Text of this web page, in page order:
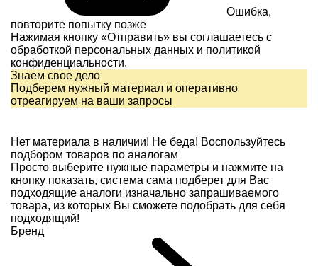
Ошибка,
повторите попытку позже
Нажимая кнопку «Отправить» вы соглашаетесь с
обработкой персональных данных и политикой
конфиденциальности.
Знаем свое дело
Подберем нужный материал и оперативно
отреагируем на ваши запросы
Нет материала в наличии! Не беда! Воспользуйтесь
подбором товаров по аналогам
Просто выберите нужные параметры и нажмите на
кнопку показать, система сама подберет для Вас
подходящие аналоги изначально запрашиваемого
товара, из которых Вы сможете подобрать для себя
подходящий!
Бренд